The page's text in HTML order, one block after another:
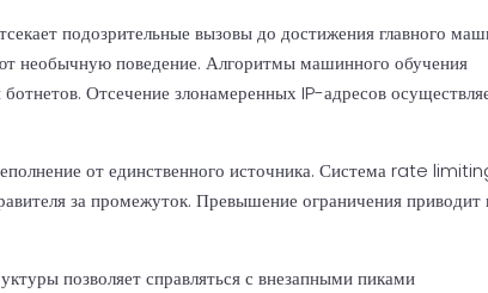
подозрительные вызовы до достижения главного
необычную поведение. Алгоритмы машинного обучения
Отсечение злонамеренных IP-адресов
от единственного источника. Система rate
за промежуток. Превышение ограничения приводит
позволяет справляться с внезапными пиками